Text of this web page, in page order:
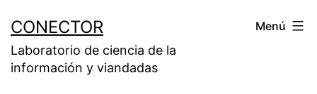
contenido
CONECTOR
Laboratorio de ciencia de la
información y viandadas
Menú